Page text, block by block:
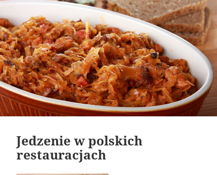
Jedzenie w polskich
restauracjach